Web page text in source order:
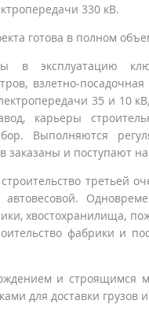
330 кВ.
готова в полном
в эксплуатацию
взлетно-
35 и 10
карьеры
Выполняются
заказаны и поступают
третьей
хвостохранилища,
фабрики и
и строящимся
для доставки грузов